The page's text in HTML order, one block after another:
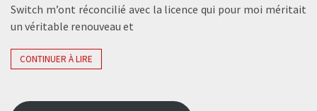
Switch m’ont réconcilié avec la licence qui pour moi méritait
un véritable renouveau et
CONTINUER À LIRE